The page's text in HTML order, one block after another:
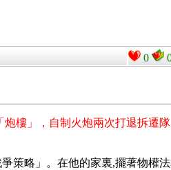
0
樓」，自制火炮兩次打退拆遷隊
策略」。在他的家裏,擺著物權